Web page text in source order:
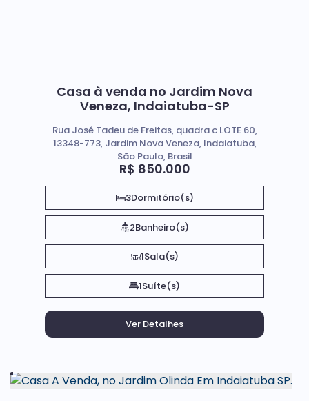
Casa à venda no Jardim Nova
Veneza, Indaiatuba-SP
R$ 850.000
Rua José Tadeu de Freitas, quadra c LOTE 60,
13348-773, Jardim Nova Veneza, Indaiatuba,
São Paulo, Brasil
3Dormitório(s)
2Banheiro(s)
1Sala(s)
1Suíte(s)